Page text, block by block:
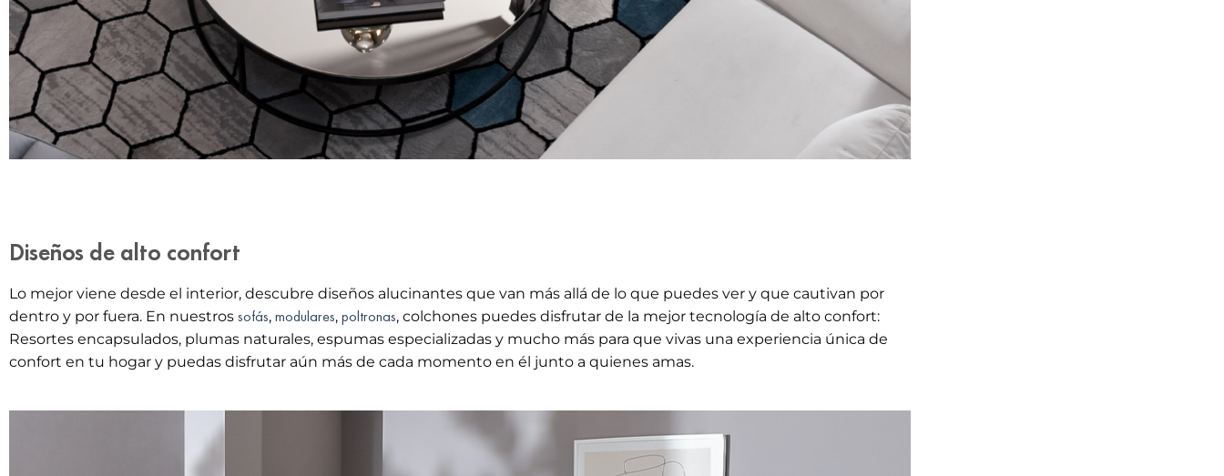
Diseños de alto confort
Lo mejor viene desde el interior, descubre diseños alucinantes que van más allá de lo que puedes ver y que cautivan por
dentro y por fuera. En nuestros sofás, modulares, poltronas, colchones puedes disfrutar de la mejor tecnología de alto confort:
Resortes encapsulados, plumas naturales, espumas especializadas y mucho más para que vivas una experiencia única de
confort en tu hogar y puedas disfrutar aún más de cada momento en él junto a quienes amas.